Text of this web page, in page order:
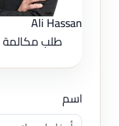
Ali Hassan
طلب مكالمة
اسم